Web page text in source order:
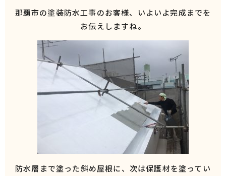
那覇市の塗装防水工事のお客様、いよいよ完成までを
お伝えしますね。
防水層まで塗った斜め屋根に、次は保護材を塗ってい